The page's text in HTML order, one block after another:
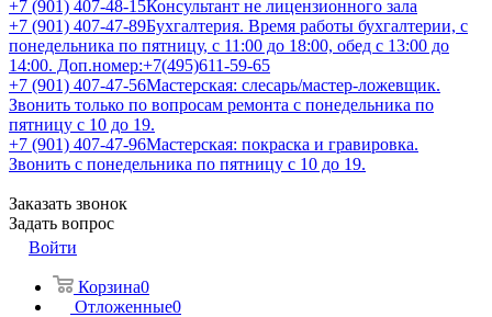
+7 (901) 407-48-15Консультант не лицензионного зала
+7 (901) 407-47-89Бухгалтерия. Время работы бухгалтерии, с
понедельника по пятницу, с 11:00 до 18:00, обед с 13:00 до
14:00. Доп.номер:+7(495)611-59-65
+7 (901) 407-47-56Мастерская: слесарь/мастер-ложевщик.
Звонить только по вопросам ремонта с понедельника по
пятницу с 10 до 19.
+7 (901) 407-47-96Мастерская: покраска и гравировка.
Звонить с понедельника по пятницу с 10 до 19.
Заказать звонок
Задать вопрос
Войти
Корзина0
Отложенные0